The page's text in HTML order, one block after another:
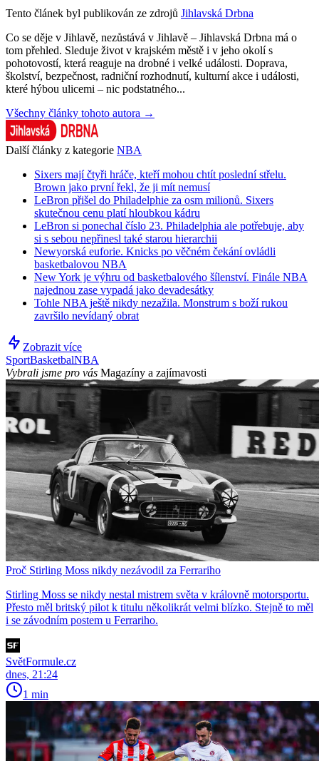
Tento článek byl publikován ze zdrojů Jihlavská Drbna
Co se děje v Jihlavě, nezůstává v Jihlavě – Jihlavská Drbna má o
tom přehled. Sleduje život v krajském městě i v jeho okolí s
pohotovostí, která reaguje na drobné i velké události. Doprava,
školství, bezpečnost, radniční rozhodnutí, kulturní akce i události,
které hýbou ulicemi – nic podstatného...
Všechny články tohoto autora →
Další články z kategorie NBA
Sixers mají čtyři hráče, kteří mohou chtít poslední střelu.
Brown jako první řekl, že ji mít nemusí
LeBron přišel do Philadelphie za osm milionů. Sixers
skutečnou cenu platí hloubkou kádru
LeBron si ponechal číslo 23. Philadelphia ale potřebuje, aby
si s sebou nepřinesl také starou hierarchii
Newyorská euforie. Knicks po věčném čekání ovládli
basketbalovou NBA
New York je výhru od basketbalového šílenství. Finále NBA
najednou zase vypadá jako devadesátky
Tohle NBA ještě nikdy nezažila. Monstrum s boží rukou
završilo nevídaný obrat
Zobrazit více
SportBasketbalNBA
Vybrali jsme pro vás Magazíny a zajímavosti
Proč Stirling Moss nikdy nezávodil za Ferrariho
Stirling Moss se nikdy nestal mistrem světa v královně motorsportu.
Přesto měl britský pilot k titulu několikrát velmi blízko. Stejně to měl
i se závodním postem u Ferrariho.
SvětFormule.cz
dnes, 21:24
1 min